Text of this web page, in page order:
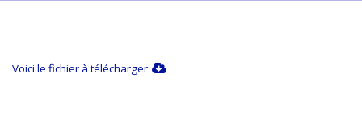
Voici le fichier à télécharger